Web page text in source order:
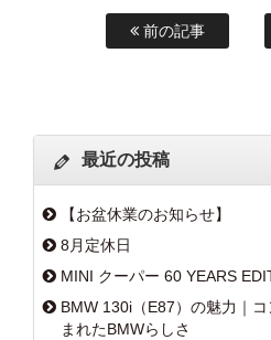
前の記事
最近の投稿
【お盆休業のお知らせ】
8月定休日
MINI クーパー 60 YEARS
BMW 130i（E87）の魅力｜
まれたBMWらしさ